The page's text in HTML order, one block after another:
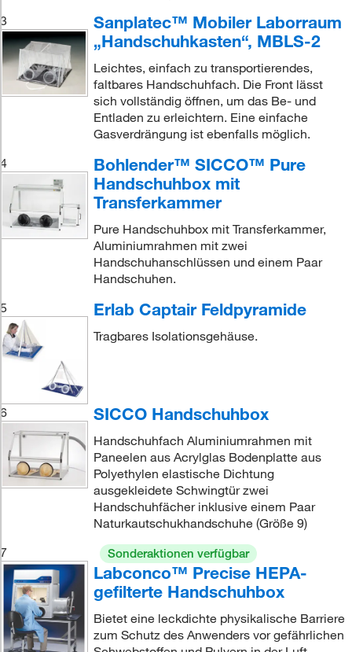
3
Sanplatec™ Mobiler Laborraum
„Handschuhkasten“, MBLS-2
Leichtes, einfach zu transportierendes,
faltbares Handschuhfach. Die Front lässt
sich vollständig öffnen, um das Be- und
Entladen zu erleichtern. Eine einfache
Gasverdrängung ist ebenfalls möglich.
4
Bohlender™ SICCO™ Pure
Handschuhbox mit
Transferkammer
Pure Handschuhbox mit Transferkammer,
Aluminiumrahmen mit zwei
Handschuhanschlüssen und einem Paar
Handschuhen.
5
Erlab Captair Feldpyramide
Tragbares Isolationsgehäuse.
6 SICCO Handschuhbox
Handschuhfach Aluminiumrahmen mit
Paneelen aus Acrylglas Bodenplatte aus
Polyethylen elastische Dichtung
ausgekleidete Schwingtür zwei
Handschuhfächer inklusive einem Paar
Naturkautschukhandschuhe (Größe 9)
7
Sonderaktionen verfügbar
Labconco™ Precise HEPA-
gefilterte Handschuhbox
Bietet eine leckdichte physikalische Barriere
zum Schutz des Anwenders vor gefährlichen